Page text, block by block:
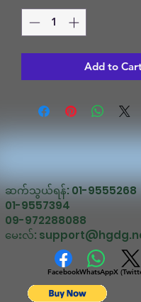
Add to
ဆက်သွယ်ရန်:01-9555268
01-9557394
09-972288088
မေးလ်:
FacebookWhatsAppX